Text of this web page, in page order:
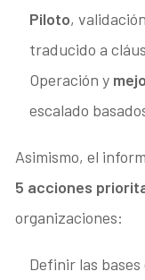
Piloto,
traducido a
Operación y
escalado
Asimismo, el
5 acciones
organizaciones:
Definir las bases